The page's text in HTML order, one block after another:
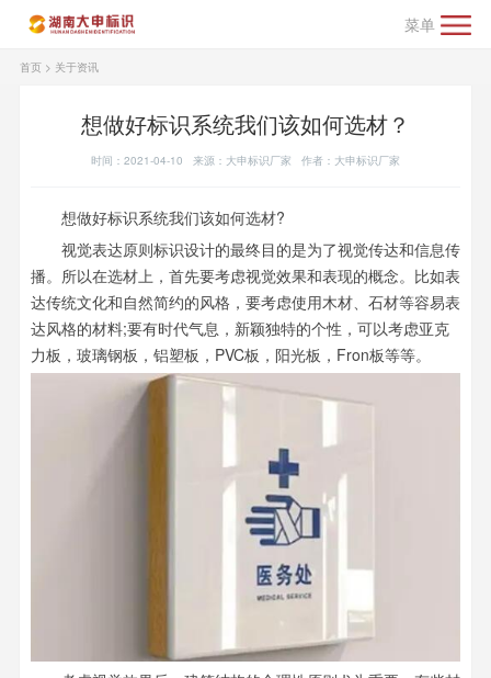
菜单
首页> 关于资讯
想做好标识系统我们该如何选材？
时间：2021-04-10 来源：大申标识厂家 作者：大申标识厂家
想做好标识系统我们该如何选材?
视觉表达原则标识设计的最终目的是为了视觉传达和信息传
播。所以在选材上，首先要考虑视觉效果和表现的概念。比如表
达传统文化和自然简约的风格，要考虑使用木材、石材等容易表
达风格的材料;要有时代气息，新颖独特的个性，可以考虑亚克
力板，玻璃钢板，铝塑板，PVC板，阳光板，Fron板等等。